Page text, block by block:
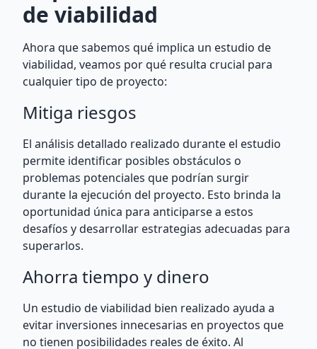
de viabilidad
Ahora que sabemos qué implica un estudio de
viabilidad, veamos por qué resulta crucial para
cualquier tipo de proyecto:
Mitiga riesgos
El análisis detallado realizado durante el estudio
permite identificar posibles obstáculos o
problemas potenciales que podrían surgir
durante la ejecución del proyecto. Esto brinda la
oportunidad única para anticiparse a estos
desafíos y desarrollar estrategias adecuadas para
superarlos.
Ahorra tiempo y dinero
Un estudio de viabilidad bien realizado ayuda a
evitar inversiones innecesarias en proyectos que
no tienen posibilidades reales de éxito. Al